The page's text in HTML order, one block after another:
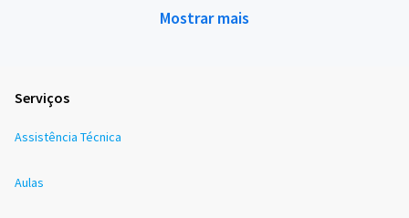
Mostrar mais
Serviços
Assistência Técnica
Aulas